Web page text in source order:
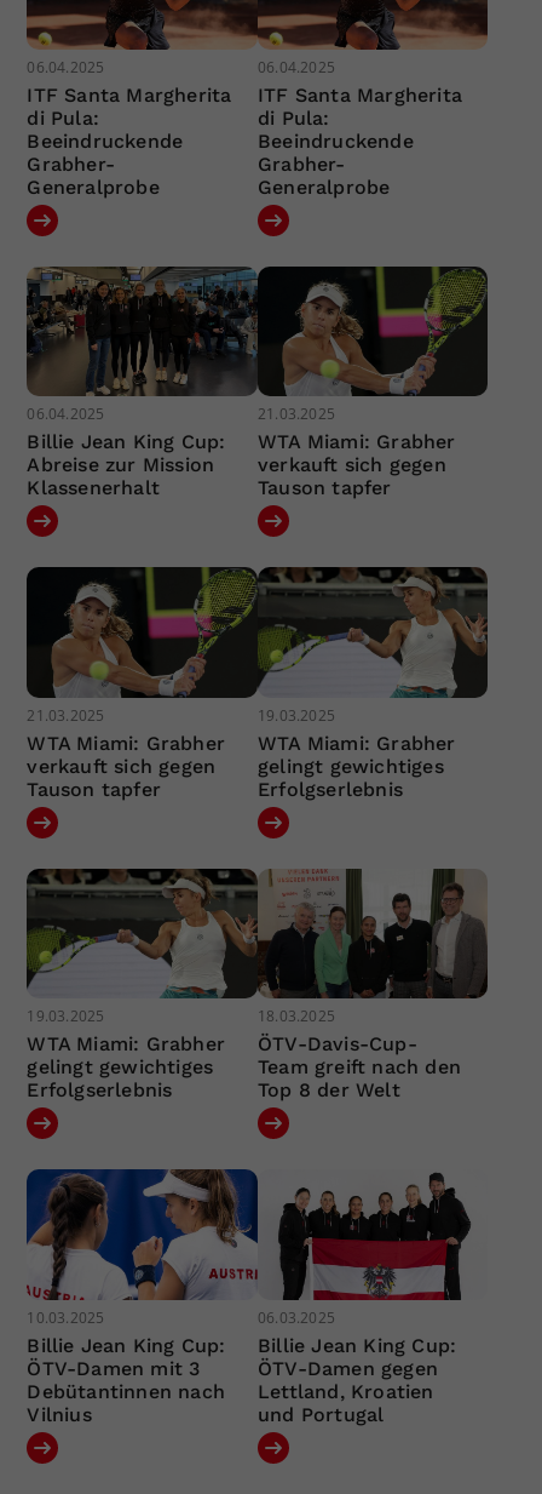
06.04.2025
ITF Santa Margherita
di Pula:
Beeindruckende
Grabher-
Generalprobe
06.04.2025
ITF Santa Margherita
di Pula:
Beeindruckende
Grabher-
Generalprobe
06.04.2025
Billie Jean King Cup:
Abreise zur Mission
Klassenerhalt
21.03.2025
WTA Miami: Grabher
verkauft sich gegen
Tauson tapfer
21.03.2025
WTA Miami: Grabher
verkauft sich gegen
Tauson tapfer
19.03.2025
WTA Miami: Grabher
gelingt gewichtiges
Erfolgserlebnis
19.03.2025
WTA Miami: Grabher
gelingt gewichtiges
Erfolgserlebnis
18.03.2025
ÖTV-Davis-Cup-
Team greift nach den
Top 8 der Welt
10.03.2025
Billie Jean King Cup:
ÖTV-Damen mit 3
Debütantinnen nach
Vilnius
06.03.2025
Billie Jean King Cup:
ÖTV-Damen gegen
Lettland, Kroatien
und Portugal